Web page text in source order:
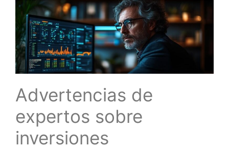
Advertencias de
expertos sobre
inversiones